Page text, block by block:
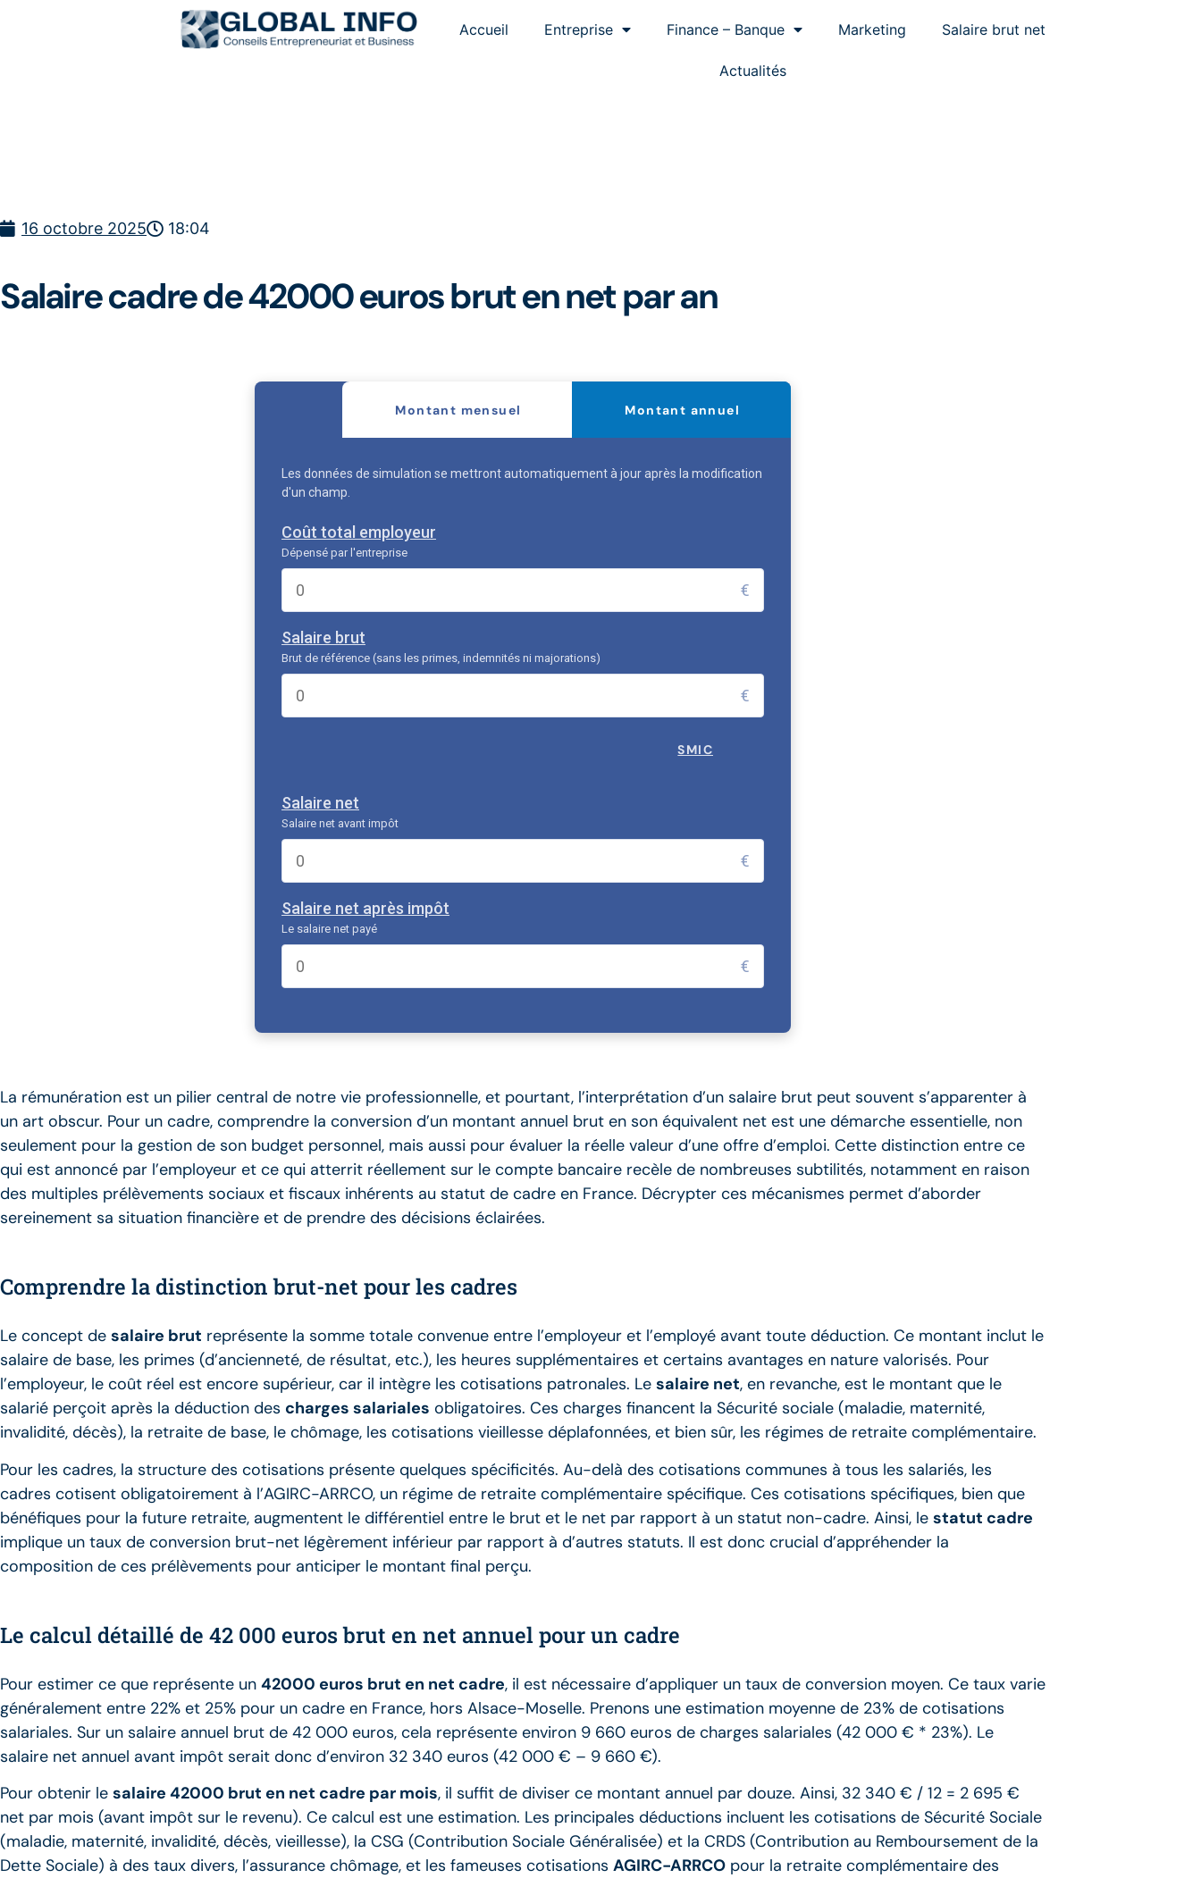
Accueil Entreprise Finance – Banque Marketing Salaire brut net
Actualités
16 octobre 2025 18:04
Salaire cadre de 42000 euros brut en net par an
Montant mensuel Montant annuel
Les données de simulation se mettront automatiquement à jour après la modification
d'un champ.
Coût total employeur
Dépensé par l'entreprise
€
Salaire brut
Brut de référence (sans les primes, indemnités ni majorations)
€
SMIC
Salaire net
Salaire net avant impôt
€
Salaire net après impôt
Le salaire net payé
€
La rémunération est un pilier central de notre vie professionnelle, et pourtant, l’interprétation d’un salaire brut peut souvent s’apparenter à
un art obscur. Pour un cadre, comprendre la conversion d’un montant annuel brut en son équivalent net est une démarche essentielle, non
seulement pour la gestion de son budget personnel, mais aussi pour évaluer la réelle valeur d’une offre d’emploi. Cette distinction entre ce
qui est annoncé par l’employeur et ce qui atterrit réellement sur le compte bancaire recèle de nombreuses subtilités, notamment en raison
des multiples prélèvements sociaux et fiscaux inhérents au statut de cadre en France. Décrypter ces mécanismes permet d’aborder
sereinement sa situation financière et de prendre des décisions éclairées.
Comprendre la distinction brut-net pour les cadres
Le concept de salaire brut représente la somme totale convenue entre l’employeur et l’employé avant toute déduction. Ce montant inclut le
salaire de base, les primes (d’ancienneté, de résultat, etc.), les heures supplémentaires et certains avantages en nature valorisés. Pour
l’employeur, le coût réel est encore supérieur, car il intègre les cotisations patronales. Le salaire net, en revanche, est le montant que le
salarié perçoit après la déduction des charges salariales obligatoires. Ces charges financent la Sécurité sociale (maladie, maternité,
invalidité, décès), la retraite de base, le chômage, les cotisations vieillesse déplafonnées, et bien sûr, les régimes de retraite complémentaire.
Pour les cadres, la structure des cotisations présente quelques spécificités. Au-delà des cotisations communes à tous les salariés, les
cadres cotisent obligatoirement à l’AGIRC-ARRCO, un régime de retraite complémentaire spécifique. Ces cotisations spécifiques, bien que
bénéfiques pour la future retraite, augmentent le différentiel entre le brut et le net par rapport à un statut non-cadre. Ainsi, le statut cadre
implique un taux de conversion brut-net légèrement inférieur par rapport à d’autres statuts. Il est donc crucial d’appréhender la
composition de ces prélèvements pour anticiper le montant final perçu.
Le calcul détaillé de 42 000 euros brut en net annuel pour un cadre
Pour estimer ce que représente un 42000 euros brut en net cadre, il est nécessaire d’appliquer un taux de conversion moyen. Ce taux varie
généralement entre 22% et 25% pour un cadre en France, hors Alsace-Moselle. Prenons une estimation moyenne de 23% de cotisations
salariales. Sur un salaire annuel brut de 42 000 euros, cela représente environ 9 660 euros de charges salariales (42 000 € * 23%). Le
salaire net annuel avant impôt serait donc d’environ 32 340 euros (42 000 € – 9 660 €).
Pour obtenir le salaire 42000 brut en net cadre par mois, il suffit de diviser ce montant annuel par douze. Ainsi, 32 340 € / 12 = 2 695 €
net par mois (avant impôt sur le revenu). Ce calcul est une estimation. Les principales déductions incluent les cotisations de Sécurité Sociale
(maladie, maternité, invalidité, décès, vieillesse), la CSG (Contribution Sociale Généralisée) et la CRDS (Contribution au Remboursement de la
Dette Sociale) à des taux divers, l’assurance chômage, et les fameuses cotisations AGIRC-ARRCO pour la retraite complémentaire des